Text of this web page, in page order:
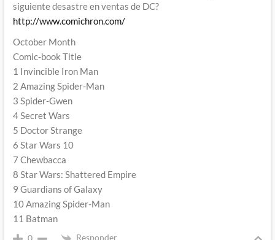
siguiente desastre en ventas de DC?
http://www.comichron.com/
October Month
Comic-book Title
1 Invincible Iron Man
2 Amazing Spider-Man
3 Spider-Gwen
4 Secret Wars
5 Doctor Strange
6 Star Wars 10
7 Chewbacca
8 Star Wars: Shattered Empire
9 Guardians of Galaxy
10 Amazing Spider-Man
11 Batman
Responder